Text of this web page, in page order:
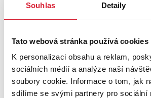
Souhlas Detaily
Tato webová stránka používá cookies
K personalizaci obsahu a reklam,
sociálních médií a analýze naší
soubory cookie. Informace o tom, jak
sdílíme se svými partnery pro sociální
UMÍSTĚNÍ
+
−